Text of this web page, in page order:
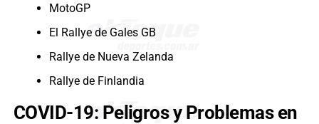
MotoGP
El Rallye de Gales GB
Rallye de Nueva Zelanda
Rallye de Finlandia
COVID-19: Peligros y Problemas en